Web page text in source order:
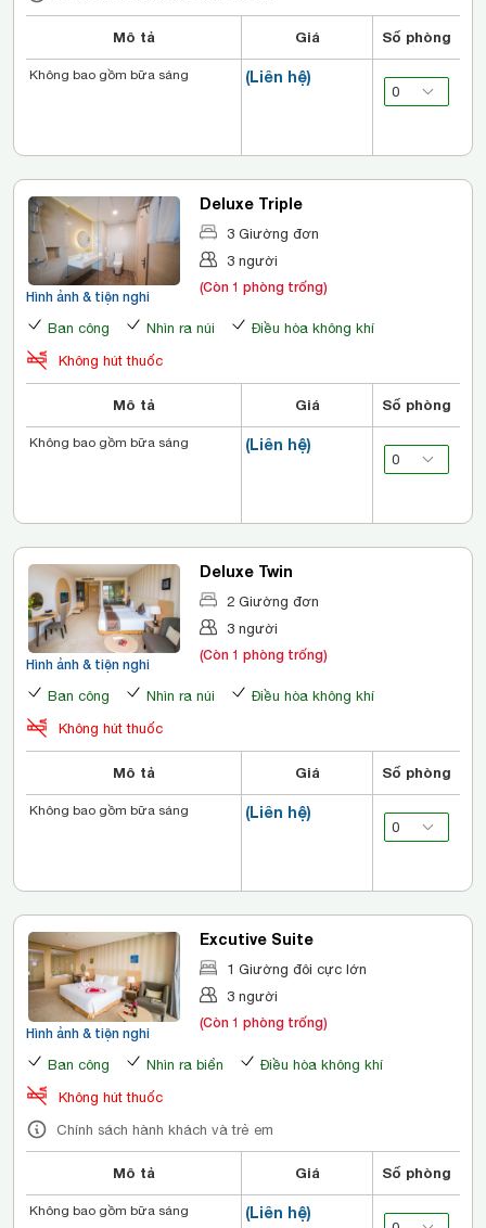
Mô tả Giá Số phòng
(Liên hệ)
Không bao gồm bữa sáng
Hình ảnh & tiện nghi
Deluxe Triple
3 Giường đơn
3 người
(Còn 1 phòng trống)
Ban công Nhìn ra núi
Điều hòa không khí
Không hút thuốc
Mô tả Giá Số phòng
(Liên hệ)
Không bao gồm bữa sáng
Hình ảnh & tiện nghi
Deluxe Twin
2 Giường đơn
3 người
(Còn 1 phòng trống)
Ban công Nhìn ra núi
Điều hòa không khí
Không hút thuốc
Mô tả Giá Số phòng
(Liên hệ)
Không bao gồm bữa sáng
Hình ảnh & tiện nghi
Excutive Suite
1 Giường đôi cực lớn
3 người
(Còn 1 phòng trống)
Ban công Nhìn ra biển
Điều hòa không khí
Không hút thuốc
Chính sách hành khách và trẻ em
Mô tả Giá Số phòng
(Liên hệ)
Không bao gồm bữa sáng